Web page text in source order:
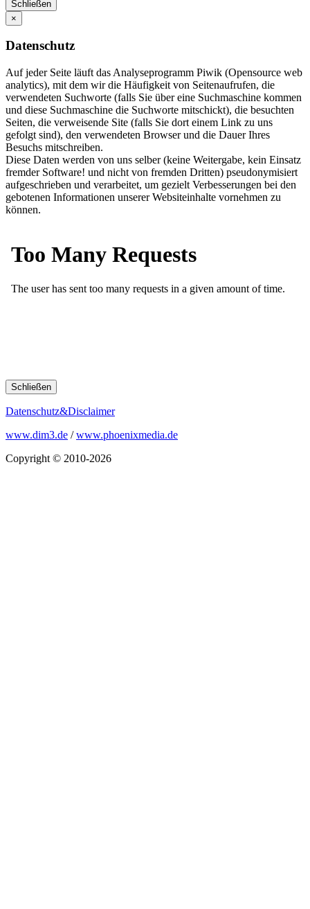
Schließen
×
Datenschutz
Auf jeder Seite läuft das Analyseprogramm Piwik (Opensource web
analytics), mit dem wir die Häufigkeit von Seitenaufrufen, die
verwendeten Suchworte (falls Sie über eine Suchmaschine kommen
und diese Suchmaschine die Suchworte mitschickt), die besuchten
Seiten, die verweisende Site (falls Sie dort einem Link zu uns
gefolgt sind), den verwendeten Browser und die Dauer Ihres
Besuchs mitschreiben.
Diese Daten werden von uns selber (keine Weitergabe, kein Einsatz
fremder Software! und nicht von fremden Dritten) pseudonymisiert
aufgeschrieben und verarbeitet, um gezielt Verbesserungen bei den
gebotenen Informationen unserer Websiteinhalte vornehmen zu
können.
Schließen
Datenschutz&Disclaimer
www.dim3.de /www.phoenixmedia.de
Copyright © 2010-2026